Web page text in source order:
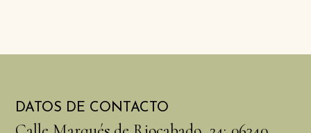
DATOS DE CONTACTO